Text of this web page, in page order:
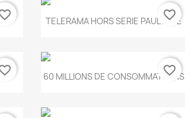
Aperçu rapide
TELERAMA HORS SERIE PAUL KLEE
favorite_border
Aperçu rapide
60 MILLIONS DE CONSOMMATEURS
favorite_border